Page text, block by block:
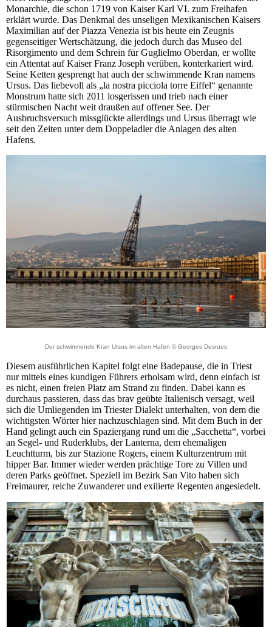
Monarchie, die schon 1719 von Kaiser Karl VI. zum Freihafen
erklärt wurde. Das Denkmal des unseligen Mexikanischen Kaisers
Maximilian auf der Piazza Venezia ist bis heute ein Zeugnis
gegenseitiger Wertschätzung, die jedoch durch das Museo del
Risorgimento und dem Schrein für Guglielmo Oberdan, er wollte
ein Attentat auf Kaiser Franz Joseph verüben, konterkariert wird.
Seine Ketten gesprengt hat auch der schwimmende Kran namens
Ursus. Das liebevoll als „la nostra picciola torre Eiffel“ genannte
Monstrum hatte sich 2011 losgerissen und trieb nach einer
stürmischen Nacht weit draußen auf offener See. Der
Ausbruchsversuch missglückte allerdings und Ursus überragt wie
seit den Zeiten unter dem Doppeladler die Anlagen des alten
Hafens.
Der schwinmende Kran Ursus im alten Hafen © Georges Desrues
Diesem ausführlichen Kapitel folgt eine Badepause, die in Triest
nur mittels eines kundigen Führers erholsam wird, denn einfach ist
es nicht, einen freien Platz am Strand zu finden. Dabei kann es
durchaus passieren, dass das brav geübte Italienisch versagt, weil
sich die Umliegenden im Triester Dialekt unterhalten, von dem die
wichtigsten Wörter hier nachzuschlagen sind. Mit dem Buch in der
Hand gelingt auch ein Spaziergang rund um die „Sacchetta“, vorbei
an Segel- und Ruderklubs, der Lanterna, dem ehemaligen
Leuchtturm, bis zur Stazione Rogers, einem Kulturzentrum mit
hipper Bar. Immer wieder werden prächtige Tore zu Villen und
deren Parks geöffnet. Speziell im Bezirk San Vito haben sich
Freimaurer, reiche Zuwanderer und exilierte Regenten angesiedelt.